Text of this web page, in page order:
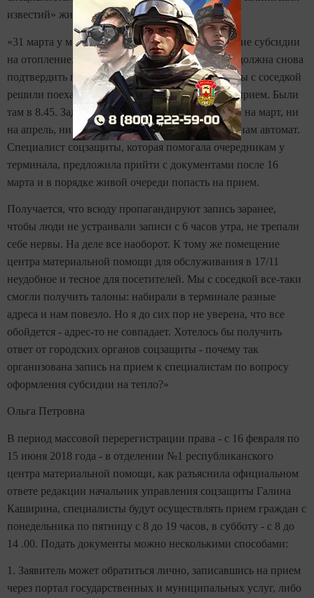
известий» жительница дома 56/26.
«31 марта у меня заканчивается срок на получение субсидии
на отопление. То есть с 16 марта по 16 апреля я должна снова
подтвердить право на нее. И вот в начале года мы с соседкой
решили поехать в 17/11, чтобы взять талоны на прием. Были
там в 8.45. Задали в терминале свой адрес, но ни на март, ни
на апрель, ни на май талонов там нет, сообщает нам автомат.
Специалист соцзащиты, которая помогала очередникам у
терминала, предложила прийти с документами после 16
марта и в порядке живой очереди попасть на прием.
Получается, что всюду пропагандируют запись заранее,
чтобы люди не устраивали записи с 6 часов утра, не трепали
себе нервы. На деле все наоборот. К тому же помещение
центра материальной помощи для обслуживания в 17/11
неудобное и тесное для посетителей. Мы с соседкой все-таки
смогли получить талоны: набирали в терминале разные
адреса и нам повезло. Но я до сих пор не уверена, что все
обойдется - адрес-то не совпадает. Хотелось бы получить
ответ от городских органов соцзащиты - почему так
организована запись на прием к специалистам по вопросу
оформления субсидии на тепло?»
Ольга Петровна
В период массовой перерегистрации права - с 16 февраля по
15 июня 2018 года - в отделении №1 республиканского
центра материальной помощи, как разъяснила официальном
ответе редакции начальник управления соцзащиты Галина
Каширина, специалисты будут осуществлять прием граждан с
понедельника по пятницу с 8 до 19 часов, в субботу - с 8 до
14 .00. Подать документы можно несколькими способами:
1. Заявитель может обратиться лично, записавшись на прием
через портал государственных и муниципальных услуг, либо